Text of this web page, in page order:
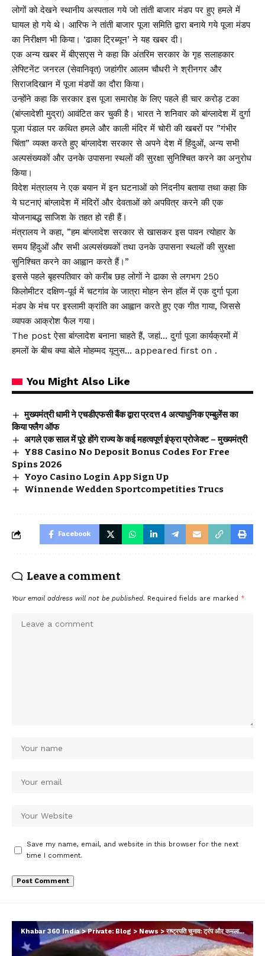
लोगों को देखने स्थानीय अस्पताल गये जो तांती बाजार मंडप पर हुए हमले में
घायल हो गये थे। आरिफ ने तांती बाजार पूजा समिति द्वारा बनाये गये पूजा मंडप
का निरीक्षण भी किया। ‘ढाका ट्रिब्यून’ ने यह खबर दी।
एक अन्य खबर में बीएसएस ने कहा कि अंतरिम सरकार के गृह सलाहकार
लेफ्टिनेंट जनरल (सेवानिवृत) जहांगीर आलम चौधरी ने श्रीनगर और
सिराजदिखान में पूजा मंडपों का दौरा किया।
उन्होंने कहा कि सरकार इस पूजा समारोह के लिए पहले ही चार करोड़ टका
(बांग्लादेशी मुद्रा) आवंटित कर चुकी है। भारत ने शनिवार को बांग्लादेश में दुर्गा
पूजा पंडाल पर कथित हमले और काली मंदिर में चोरी की खबरों पर ”गंभीर
चिंता” व्यक्त करते हुए बांग्लादेश सरकार से अपने देश में हिंदुओं, अन्य सभी
अल्पसंख्यकों और उनके उपासना स्थलों की सुरक्षा सुनिश्चित करने का अनुरोध
किया।
विदेश मंत्रालय ने एक बयान में इन घटनाओं को निंदनीय बताया तथा कहा कि
ये घटनाएं बांग्लादेश में मंदिरों और देवताओं को अपवित्र करने की एक
योजनाबद्ध साजिश के तहत हो रही हैं।
मंत्रालय ने कहा, ”हम बांग्लादेश सरकार से खासकर इस पावन त्योहार के
समय हिंदुओं और सभी अल्पसंख्यकों तथा उनके उपासना स्थलों की सुरक्षा
सुनिश्चित करने का आह्वान करते हैं।”
इससे पहले बृहस्पतिवार को करीब छह लोगों ने ढाका से लगभग 250
किलोमीटर दक्षिण-पूर्व में चटगांव के जात्रा मोहन सेन हॉल में एक दुर्गा पूजा
मंडप के मंच पर इस्लामी क्रांति का आह्वान करते हुए एक गीत गाया, जिससे
व्यापक आक्रोश फैल गया।
The post ऐसा बांग्लादेश बनाना चाहते हैं, जहां… दुर्गा पूजा कार्यक्रमों में
हमलों के बीच क्या बोले मोहम्मद यूनुस… appeared first on .
You Might Also Like
मुख्यमंत्री धामी ने एचडीएफसी बैंक द्वारा प्रदत्त 4 अत्याधुनिक एम्बुलेंस का
किया फ्लैग ऑफ
अगले एक साल में पूरे होंगे राज्य के कई महत्वपूर्ण इंफ्रा प्रोजेक्ट – मुख्यमंत्री
Y88 Casino No Deposit Bonus Codes For Free
Spins 2026
Yoyo Casino Login App Sign Up
Winnende Wedden Sportcompetities Trucs
Facebook
Leave a comment
Your email address will not be published. Required fields are marked *
Save my name, email, and website in this browser for the next
time I comment.
Khabar 360 India>Private: Blog > News >राष्ट्रपति चुनाव: ट्रंप और कमला हैरिस के बीच कांटे का मुकाबला